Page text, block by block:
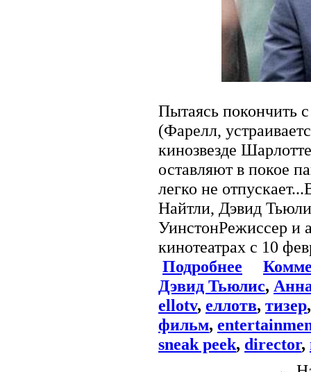
Пытаясь
(Фарелл,
кинозвезде
оставляют в покое
легко не
Найтли, Дэвид
УинстонРежиссер и
кинотеатрах с 10
Подробнее
Дэвид Тьюлис,
ellotv, еллотв, тизер
фильм,
sneak peek, director,